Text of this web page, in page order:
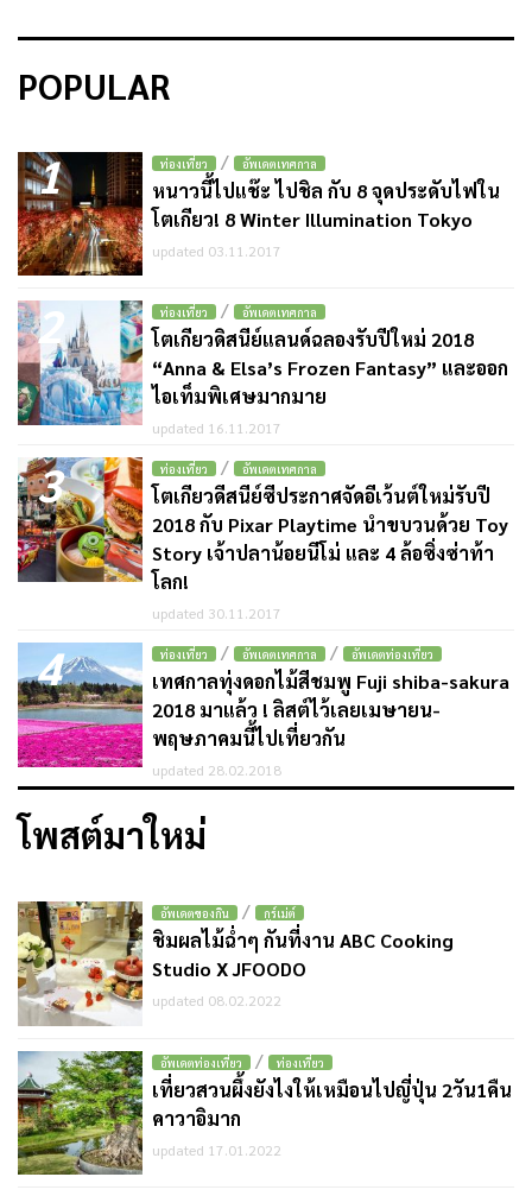
POPULAR
1 ท่องเที่ยว / อัพเดตเทศกาล
หนาวนี้ไปแช๊ะ ไปชิล กับ 8 จุดประดับไฟใน
โตเกียว! 8 Winter Illumination Tokyo
updated 03.11.2017
2 ท่องเที่ยว / อัพเดตเทศกาล
โตเกียวดิสนีย์แลนด์ฉลองรับปีใหม่ 2018
“Anna & Elsa’s Frozen Fantasy” และออก
ไอเท็มพิเศษมากมาย
updated 16.11.2017
3 ท่องเที่ยว / อัพเดตเทศกาล
โตเกียวดีสนีย์ซีประกาศจัดอีเว้นต์ใหม่รับปี
2018 กับ Pixar Playtime นำขบวนด้วย Toy
Story เจ้าปลาน้อยนีโม่ และ 4 ล้อซิ่งซ่าท้า
โลก!
updated 30.11.2017
4 ท่องเที่ยว / อัพเดตเทศกาล / อัพเดตท่องเที่ยว
เทศกาลทุ่งดอกไม้สีชมพู Fuji shiba-sakura
2018 มาแล้ว ! ลิสต์ไว้เลยเมษายน-
พฤษภาคมนี้ไปเที่ยวกัน
updated 28.02.2018
โพสต์มาใหม่
อัพเดตของกิน / กูร์เม่ต์
ชิมผลไม้ฉ่ำๆ กันที่งาน ABC Cooking
Studio X JFOODO
updated 08.02.2022
อัพเดตท่องเที่ยว / ท่องเที่ยว
เที่ยวสวนผึ้งยังไงให้เหมือนไปญี่ปุ่น 2วัน1คืน
คาวาอิมาก
updated 17.01.2022